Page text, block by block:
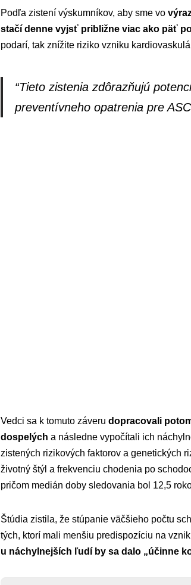
Podľa zistení výskumníkov, aby sme vo
stačí denne vyjsť približne viac ako päť
podarí, tak znížite riziko vzniku
“Tieto zistenia zdôrazňujú
preventívneho opatrenia pre
Vedci sa k tomuto záveru dopracovali
dospelých a následne vypočítali ich
zistených rizikových faktorov a genetických
životný štýl a frekvenciu chodenia po
pričom medián doby sledovania bol 12,5
Štúdia zistila, že stúpanie väčšieho počtu
tých, ktorí mali menšiu predispozíciu na
u náchylnejších ľudí by sa dalo „účinne